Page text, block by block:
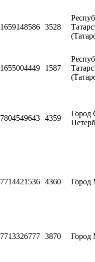
1659148586 3528
1655004449 1587
7804549643 4359
Город
7714421536 4360 Город
7713326777 3870 Город